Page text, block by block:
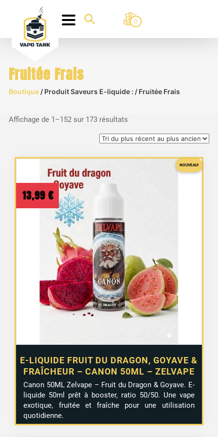
0
Fruitée Frais
Boutique/ Produit Saveurs E-liquide : / Fruitée Frais
Affichage de 1–152 sur 173 résultatsTrié
du
plus
récent
NOUVEAU!
E-LIQUIDE FRUIT DU DRAGON, GOYAVE &
FRAÎCHEUR – CANON 50ML – ZELVAPE
13,99 €
Canon 50ML Zelvape – Fruit du Dragon & Goyave. E-
liquide 50ml prêt à booster, ratio 50/50. Une vape
exotique, fruitée et fraîche pour une utilisation
quotidienne.